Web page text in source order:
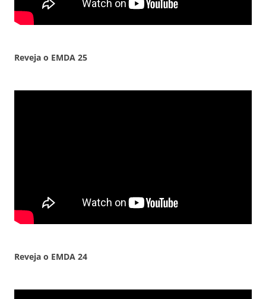
Reveja o EMDA 25
Reveja o EMDA 24